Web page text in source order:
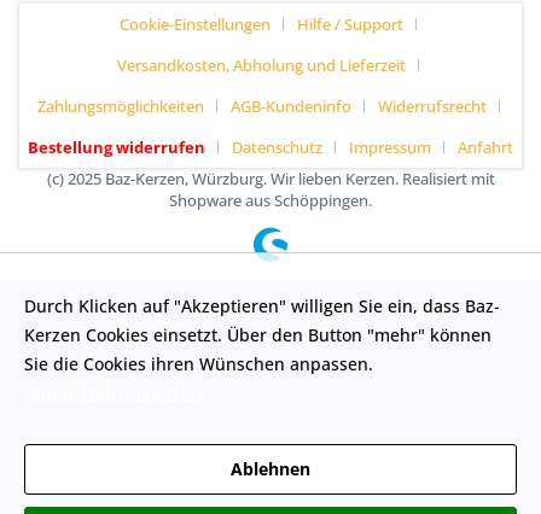
Cookie-Einstellungen
Hilfe / Support
Versandkosten, Abholung und Lieferzeit
Zahlungsmöglichkeiten
AGB-Kundeninfo
Widerrufsrecht
Bestellung widerrufen
Datenschutz Impressum
Anfahrt
(c) 2025 Baz-Kerzen, Würzburg. Wir lieben Kerzen. Realisiert mit
Shopware aus Schöppingen.
Durch Klicken auf "Akzeptieren" willigen Sie ein, dass Baz-
Kerzen Cookies einsetzt. Über den Button "mehr" können
Sie die Cookies ihren Wünschen anpassen.
Ablehnen